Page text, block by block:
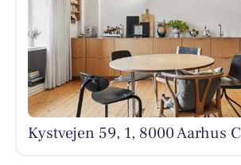
Kystvejen 59, 1, 8000 Aarhus C